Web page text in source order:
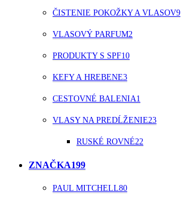
ČISTENIE POKOŽKY A VLASOV9
VLASOVÝ PARFUM2
PRODUKTY S SPF10
KEFY A HREBENE3
CESTOVNÉ BALENIA1
VLASY NA PREDĹŽENIE23
RUSKÉ ROVNÉ22
ZNAČKA199
PAUL MITCHELL80